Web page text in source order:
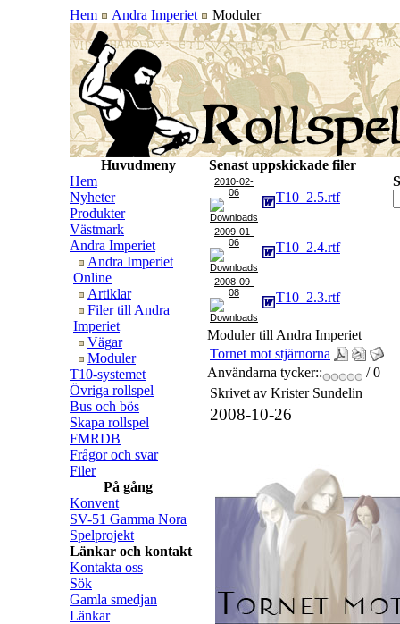
Hem Andra Imperiet Moduler
Huvudmeny
Hem
Nyheter
Produkter
Västmark
Andra Imperiet
Andra Imperiet
Online
Artiklar
Filer till Andra
Imperiet
Vägar
Moduler
T10-systemet
Övriga rollspel
Bus och bös
Skapa rollspel
FMRDB
Frågor och svar
Filer
På gång
Konvent
SV-51 Gamma Nora
Spelprojekt
Länkar och kontakt
Kontakta oss
Sök
Gamla smedjan
Länkar
Senast uppskickade filer
2010-02-
06
T10_2.5.rtf
2009-01-
06
T10_2.4.rtf
2008-09-
08
T10_2.3.rtf
Moduler till Andra Imperiet
Tornet mot stjärnorna
Användarna tycker::
/ 0
Skrivet av Krister Sundelin
2008-10-26